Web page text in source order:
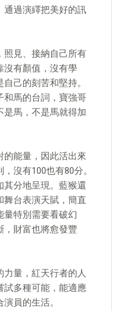
通過演繹把美好的訊
照見、接納自己所有
沒有顏值，沒有學
己的刻苦和堅持。
和馬的台詞，寶強哥
是馬，不是馬就得加
的能量，因此活出來
沒有100也有80分。
分地呈現。藍猴還
舞台表演天賦，簡直
量特別需要看破幻
，財富也將愈發豐
量，紅天行者的人
試多種可能，能適應
員的生活。